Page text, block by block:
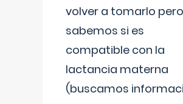
volver a tomarlo
sabemos si es
compatible con la
lactancia materna
(buscamos